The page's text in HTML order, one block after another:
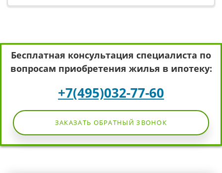
Бесплатная консультация специалиста по
вопросам приобретения жилья в ипотеку:
+7(495)032-77-60
ЗАКАЗАТЬ ОБРАТНЫЙ ЗВОНОК